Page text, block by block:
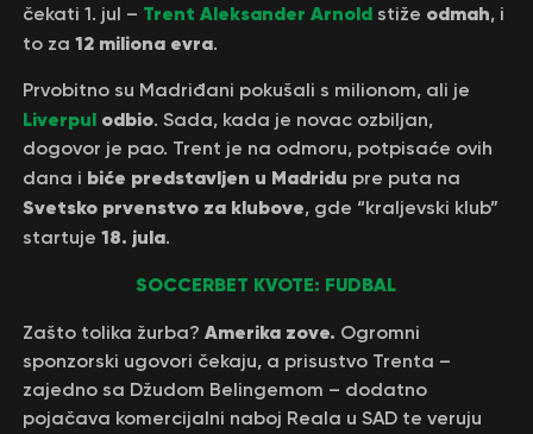
čekati 1. jul – Trent Aleksander Arnoldstiže odmah, i
to za 12 miliona evra.
Prvobitno su Madriđani pokušali s milionom, ali je
Liverpulodbio. Sada, kada je novac ozbiljan,
dogovor je pao. Trent je na odmoru, potpisaće ovih
dana i biće predstavljen u Madridu pre puta na
Svetsko prvenstvo za klubove, gde “kraljevski klub”
startuje 18. jula.
SOCCERBET KVOTE: FUDBAL
Zašto tolika žurba? Amerika zove. Ogromni
sponzorski ugovori čekaju, a prisustvo Trenta –
zajedno sa Džudom Belingemom – dodatno
pojačava komercijalni naboj Reala u SAD te veruju